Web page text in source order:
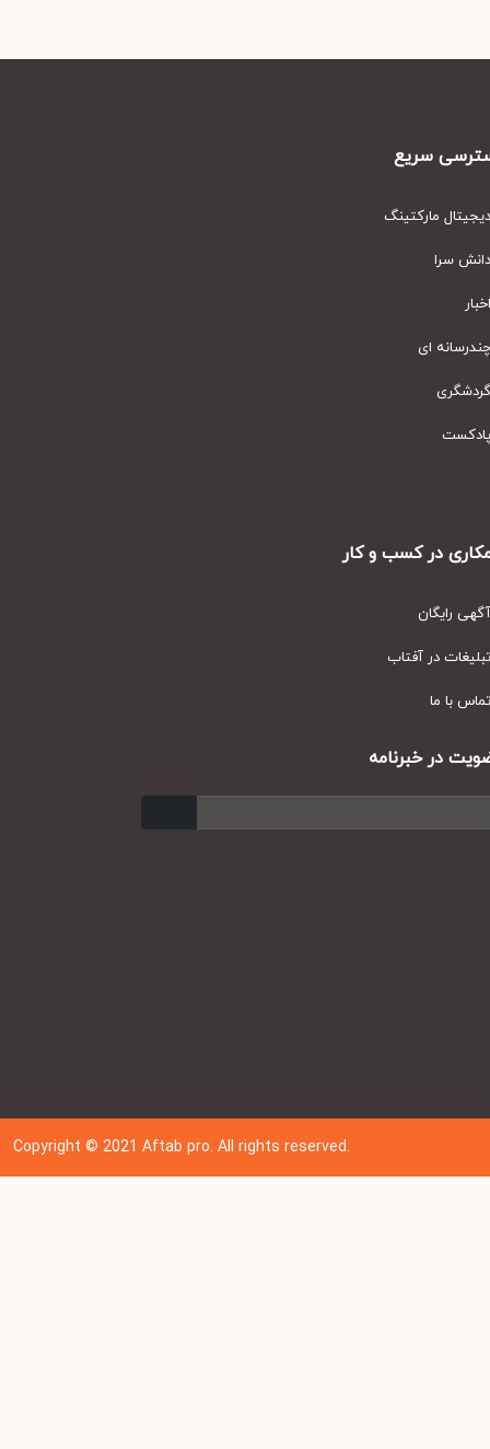
سریع
مارکتینگ
سرا
ای
در کسب و کار
رایگان
در آفتاب
با ما
در خبرنامه
Copyright © 202 1Aftab pro. All rights reserved.